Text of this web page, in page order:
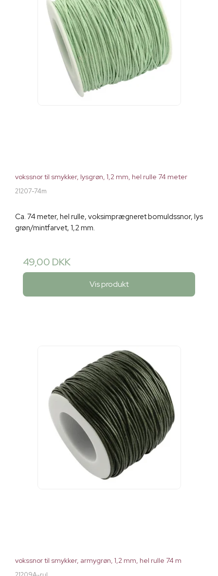
vokssnor til smykker, lysgrøn, 1,2 mm, hel rulle 74 meter
21207-74m
Ca. 74 meter, hel rulle, voksimprægneret bomuldssnor, lys
grøn/mintfarvet, 1,2 mm.
49,00 DKK
Vis produkt
vokssnor til smykker, armygrøn, 1,2 mm, hel rulle 74 m